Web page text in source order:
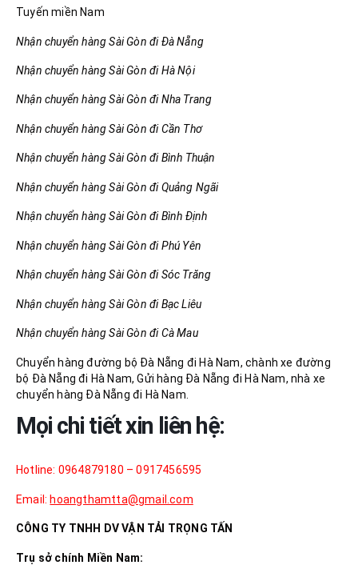
Tuyến miền Nam
Nhận chuyển hàng Sài Gòn đi Đà Nẵng
Nhận chuyển hàng Sài Gòn đi Hà Nội
Nhận chuyển hàng Sài Gòn đi Nha Trang
Nhận chuyển hàng Sài Gòn đi Cần Thơ
Nhận chuyển hàng Sài Gòn đi Bình Thuận
Nhận chuyển hàng Sài Gòn đi Quảng Ngãi
Nhận chuyển hàng Sài Gòn đi Bình Định
Nhận chuyển hàng Sài Gòn đi Phú Yên
Nhận chuyển hàng Sài Gòn đi Sóc Trăng
Nhận chuyển hàng Sài Gòn đi Bạc Liêu
Nhận chuyển hàng Sài Gòn đi Cà Mau
Chuyển hàng đường bộ Đà Nẵng đi Hà Nam, chành xe đường
bộ Đà Nẵng đi Hà Nam, Gửi hàng Đà Nẵng đi Hà Nam, nhà xe
chuyển hàng Đà Nẵng đi Hà Nam.
Mọi chi tiết xin liên hệ:
Hotline: 0964879180 – 0917456595
Email: hoangthamtta@gmail.com
CÔNG TY TNHH DV VẬN TẢI TRỌNG TẤN
Trụ sở chính Miền Nam: